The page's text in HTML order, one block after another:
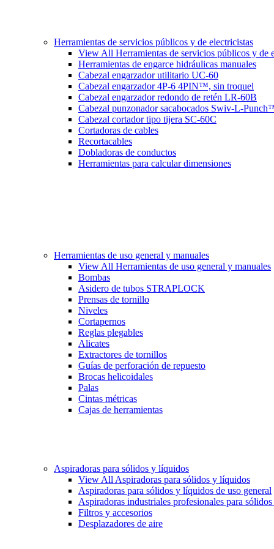
Herramientas de servicios públicos y de electricistas
View All Herramientas de servicios públicos y de
Herramientas de engarce hidráulicas manuales
Cabezal engarzador utilitario UC-60
Cabezal engarzador 4P-6 4PIN™, sin troquel
Cabezal engarzador redondo de retén LR-60B
Cabezal punzonador sacabocados Swiv-L-
Cabezal cortador tipo tijera SC-60C
Cortadoras de cables
Recortacables
Dobladoras de conductos
Herramientas para calcular dimensiones
Herramientas de uso general y manuales
View All Herramientas de uso general y manuales
Bombas
Asidero de tubos STRAPLOCK
Prensas de tornillo
Niveles
Cortapernos
Reglas plegables
Alicates
Extractores de tornillos
Guías de perforación de repuesto
Brocas helicoidales
Palas
Cintas métricas
Cajas de herramientas
Aspiradoras para sólidos y líquidos
View All Aspiradoras para sólidos y líquidos
Aspiradoras para sólidos y líquidos de uso general
Aspiradoras industriales profesionales para
Filtros y accesorios
Desplazadores de aire